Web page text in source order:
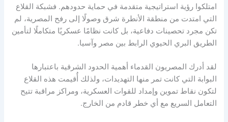
امتلكوا رؤية استراتيجية متقدمة في حماية حدودهم. فشبكة القلاع
التي امتدت من منطقة الأنطرة شرق وصولًا إلى رفح المصرية، لم
تكن مجرد تحصينات دفاعية، بل كانت نظامًا عسكريًا متكاملًا لتأمين
الطريق البري الحيوي الرابط بين مصر وآسيا.
لقد أدرك المصريون القدماء أهمية الحدود الشرقية باعتبارها
البوابة التي كانت تمر منها التهديدات، ولذلك أُقيمت هذه القلاع
لتكون نقاط تموين وإمداد للقوات العسكرية، ومراكز مراقبة تتيح
التعامل السريع مع أي خطر قادم من الخارج.